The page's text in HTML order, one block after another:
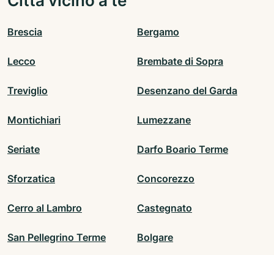
Brescia Bergamo
Lecco Brembate di Sopra
Treviglio Desenzano del Garda
Montichiari Lumezzane
Seriate Darfo Boario Terme
Sforzatica Concorezzo
Cerro al Lambro Castegnato
San Pellegrino Terme Bolgare